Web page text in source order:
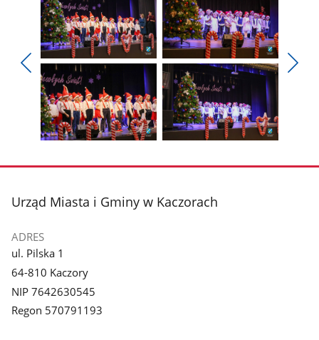
Pokaż
poprzednie
zdjęcia
Pokaż
zdjęcie
1
z
galerii.
Pokaż
zdjęcie
2
z
galerii.
galerii.
galerii.
stopka
Urząd Miasta i Gminy w Kaczorach
ADRES
ul. Pilska 1
64-810 Kaczory
NIP 7642630545
Regon 570791193